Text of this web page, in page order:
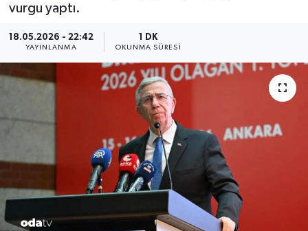
vurgu yaptı.
18.05.2026 - 22:42
YAYINLANMA
1 DK
OKUNMA SÜRESI